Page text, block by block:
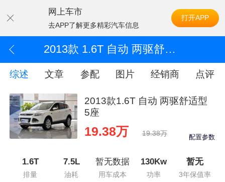
网上车市
去APP了解更多精彩汽车信息
打开APP
2013款 1.6T 自动 两驱舒适型 5座
综述 文章 参配 图片 经销商 点评
2013款1.6T 自动 两驱舒适型
5座
19.38万 19.38万 配置参数
1.6T
排量
7.5L
油耗
暂无数据
用车成本
130Kw
功率
暂无
3年保值率